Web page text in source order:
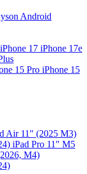
Android
iPhone 17 iPhone 17e
15 Pro iPhone 15
Air 11" (2025 M3)
iPad Pro 11" M5
M4)